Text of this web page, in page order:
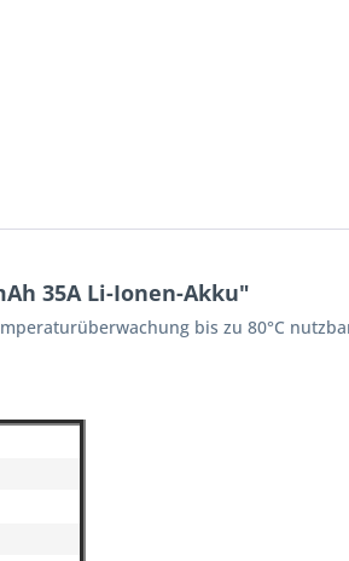
35A Li-Ionen-Akku"
bis zu 80°C